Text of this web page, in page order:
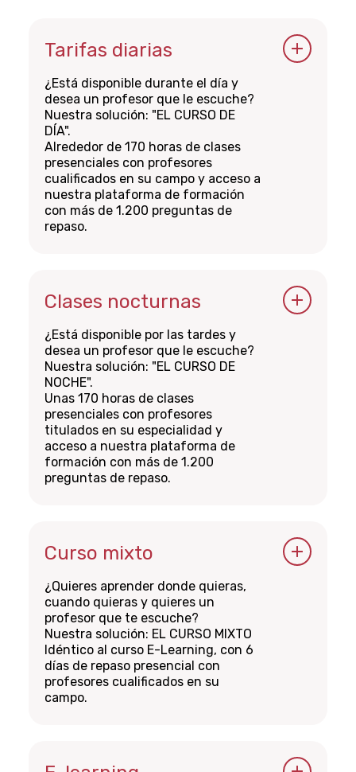
Tarifas diarias
¿Está disponible durante el día y
desea un profesor que le escuche?
Nuestra solución: "EL CURSO DE
DÍA".
Alrededor de 170 horas de clases
presenciales con profesores
cualificados en su campo y acceso a
nuestra plataforma de formación
con más de 1.200 preguntas de
repaso.
Del 12 de febrero al 17 de abril de
Horario
De lunes a viernes de 08:30 a 11:45 y
de 13:00 a 16:15
Precios
CHF 1.990,00
(incluido un descuento de 800,00
de clases presenciales con
especialistas en su campo, material
didáctico y acceso a nuestra
plataforma de formación con más
de 1.200 preguntas de repaso.
Vous avez également la possibilité
de bénéficier du chèque annuel de
formation de CHF 750.- (code école :
Clases nocturnas
¿Está disponible por las tardes y
desea un profesor que le escuche?
Nuestra solución: "EL CURSO DE
NOCHE".
Unas 170 horas de clases
presenciales con profesores
titulados en su especialidad y
acceso a nuestra plataforma de
formación con más de 1.200
preguntas de repaso.
Del 24 de enero al 17 de abril de
Horario
De lunes a viernes de 08:30 a 11:45 y
de 13:00 a 16:15
Precios
Curso mixto
¿Quieres aprender donde quieras,
cuando quieras y quieres un
profesor que te escuche?
Nuestra solución: EL CURSO MIXTO
Idéntico al curso E-Learning, con 6
días de repaso presencial con
profesores cualificados en su
campo.